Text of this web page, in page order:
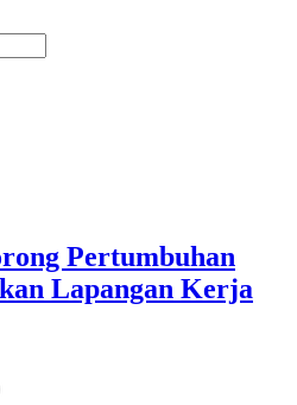
Pertumbuhan
Lapangan Kerja